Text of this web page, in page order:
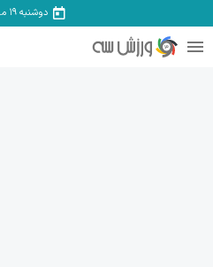
دوشنبه ۱۹ مرداد